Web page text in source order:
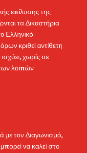
επίλυσης της
τα Δικαστήρια
Ελληνικό.
κριθεί αντίθετη
χωρίς σε
λοιπών
με τον Διαγωνισμό,
να καλεί στο